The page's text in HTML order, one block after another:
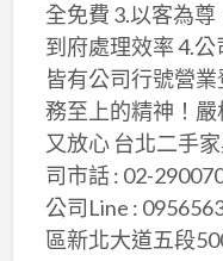
全免費 3.以客為
到府處理效率 4.
皆有公司行號營
務至上的精神！
又放心 台北二手
司市話 : 02-
公司Line :
區新北大道五段